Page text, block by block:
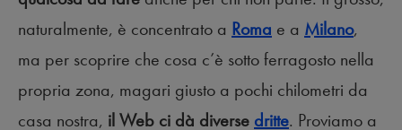
naturalmente, è concentrato a Roma e a Milano,
ma per scoprire che cosa c’è sotto ferragosto nella
propria zona, magari giusto a pochi chilometri da
casa nostra, il Web ci dà diverse dritte. Proviamo a